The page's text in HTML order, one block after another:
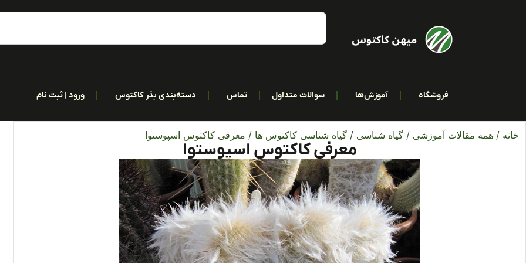
فروشگاه آموزش‌ها سوالات متداول تماس دسته‌بندی بذر کاکتوس ورود | ثبت نام
خانه / همه مقالات آموزشی / گیاه شناسی / گیاه شناسی کاکتوس ها / معرفی کاکتوس اسپوستوا
معرفی کاکتوس اسپوستوا